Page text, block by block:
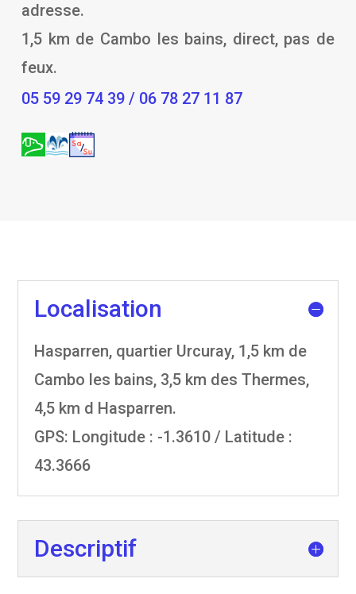
adresse.
1,5 km de Cambo les bains, direct, pas de
feux.
05 59 29 74 39 / 06 78 27 11 87
Localisation
Hasparren, quartier Urcuray, 1,5 km de
Cambo les bains, 3,5 km des Thermes,
4,5 km d Hasparren.
GPS: Longitude : -1.3610 / Latitude :
43.3666
Descriptif